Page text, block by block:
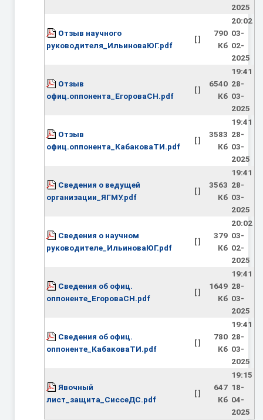
2025
Отзыв научного
руководителя_ИльиноваЮГ.pdf
[ ]
790
Кб
20:02
03-
02-
2025
Отзыв
офиц.оппонента_ЕгороваСН.pdf
[ ]
6540
Кб
19:41
28-
03-
2025
Отзыв
офиц.оппонента_КабаковаТИ.pdf
[ ]
3583
Кб
19:41
28-
03-
2025
Сведения о ведущей
организации_ЯГМУ.pdf
[ ]
3563
Кб
19:41
28-
03-
2025
Сведения о научном
руководителе_ИльиноваЮГ.pdf
[ ]
379
Кб
20:02
03-
02-
2025
Сведения об офиц.
оппоненте_ЕгороваСН.pdf
[ ]
1649
Кб
19:41
28-
03-
2025
Сведения об офиц.
оппоненте_КабаковаТИ.pdf
[ ]
780
Кб
19:41
28-
03-
2025
Явочный
лист_защита_СиссеДС.pdf
[ ]
647
Кб
19:15
18-
04-
2025